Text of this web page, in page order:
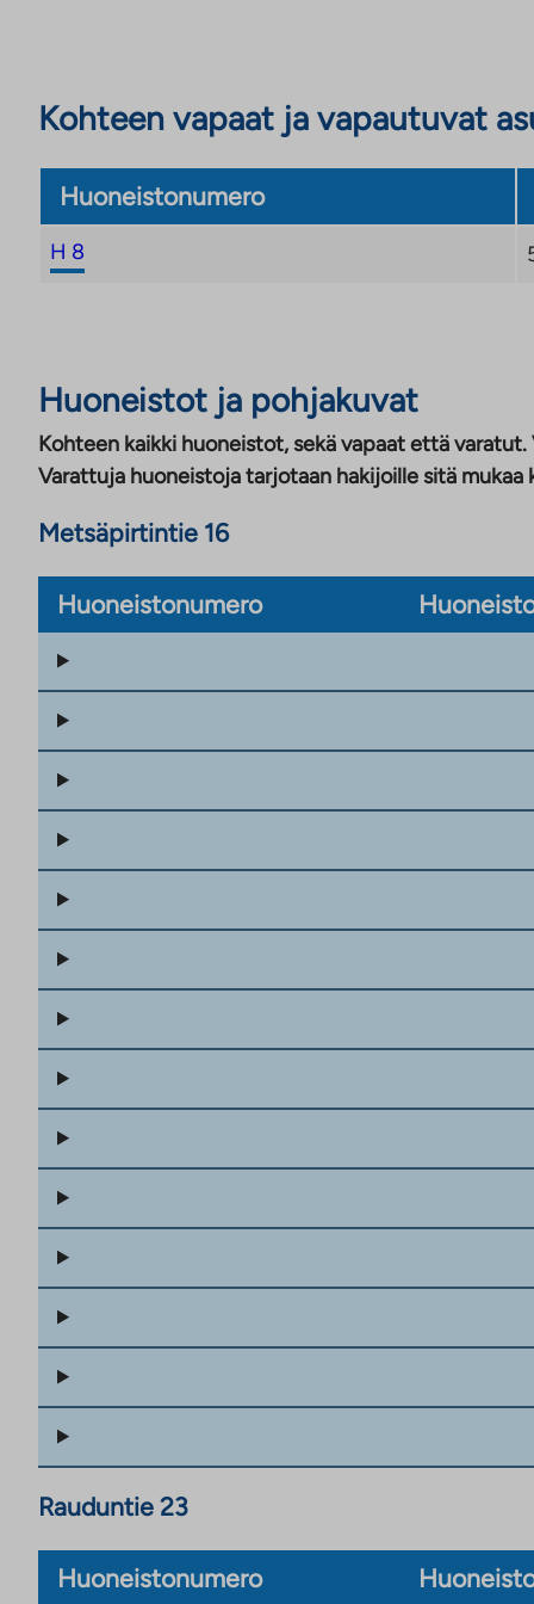
Kohteen vapaat ja vapautuvat
Huoneistonumero
H 8
Huoneistot ja pohjakuvat
Kohteen kaikki huoneistot, sekä vapaat että
Varattuja huoneistoja tarjotaan hakijoille sitä mukaa
Metsäpirtintie 16
Huoneistonumero
Rauduntie 23
Huoneistonumero